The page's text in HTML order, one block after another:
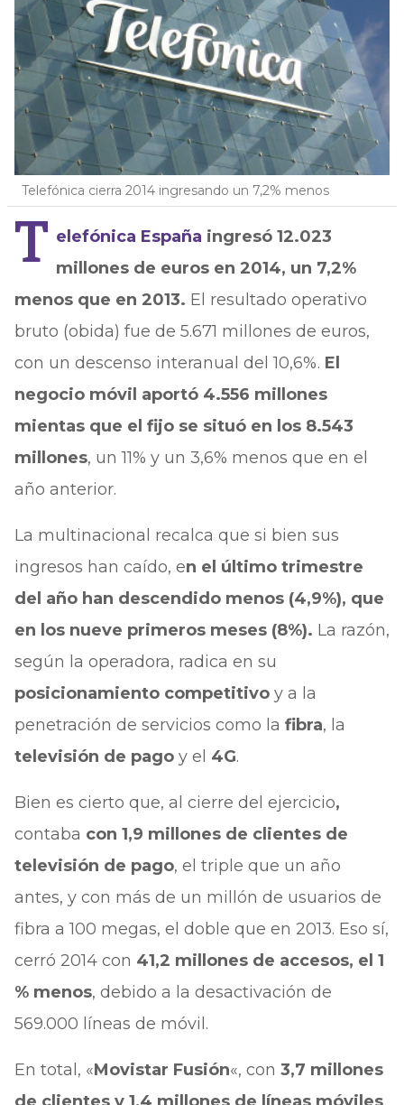
Telefónica cierra 2014 ingresando un 7,2% menos
T elefónica España ingresó 12.023
millones de euros en 2014, un 7,2%
menos que en 2013. El resultado operativo
bruto (obida) fue de 5.671 millones de euros,
con un descenso interanual del 10,6%. El
negocio móvil aportó 4.556 millones
mientas que el fijo se situó en los 8.543
millones, un 11% y un 3,6% menos que en el
año anterior.
La multinacional recalca que si bien sus
ingresos han caído, en el último trimestre
del año han descendido menos (4,9%), que
en los nueve primeros meses (8%). La razón,
según la operadora, radica en su
posicionamiento competitivo y a la
penetración de servicios como la fibra, la
televisión de pagoy el 4G.
Bien es cierto que, al cierre del ejercicio,
contaba con 1,9 millones de clientes de
televisión de pago, el triple que un año
antes, y con más de un millón de usuarios de
fibra a 100 megas, el doble que en 2013. Eso sí,
cerró 2014 con 41,2 millones de accesos, el 1
% menos, debido a la desactivación de
569.000 líneas de móvil.
En total, «Movistar Fusión«, con 3,7 millones